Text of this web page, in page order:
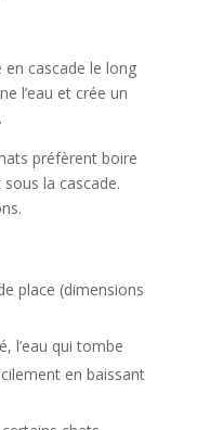
en cascade le long
l’eau et crée un
préfèrent boire
la cascade.
place (dimensions
l’eau qui tombe
en baissant